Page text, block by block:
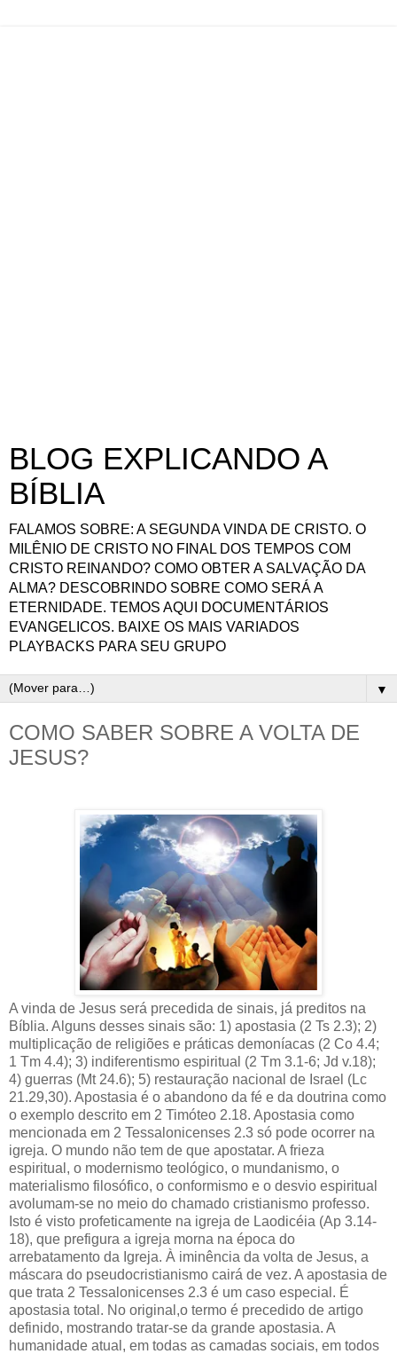
BLOG EXPLICANDO A
BÍBLIA
FALAMOS SOBRE: A SEGUNDA VINDA DE CRISTO. O
MILÊNIO DE CRISTO NO FINAL DOS TEMPOS COM
CRISTO REINANDO? COMO OBTER A SALVAÇÃO DA
ALMA? DESCOBRINDO SOBRE COMO SERÁ A
ETERNIDADE. TEMOS AQUI DOCUMENTÁRIOS
EVANGELICOS. BAIXE OS MAIS VARIADOS
PLAYBACKS PARA SEU GRUPO
▼
COMO SABER SOBRE A VOLTA DE
JESUS?
A vinda de Jesus será precedida de sinais, já preditos na
Bíblia. Alguns desses sinais são: 1) apostasia (2 Ts 2.3); 2)
multiplicação de religiões e práticas demoníacas (2 Co 4.4;
1 Tm 4.4); 3) indiferentismo espiritual (2 Tm 3.1-6; Jd v.18);
4) guerras (Mt 24.6); 5) restauração nacional de Israel (Lc
21.29,30). Apostasia é o abandono da fé e da doutrina como
o exemplo descrito em 2 Timóteo 2.18. Apostasia como
mencionada em 2 Tessalonicenses 2.3 só pode ocorrer na
igreja. O mundo não tem de que apostatar. A frieza
espiritual, o modernismo teológico, o mundanismo, o
materialismo filosófico, o conformismo e o desvio espiritual
avolumam-se no meio do chamado cristianismo professo.
Isto é visto profeticamente na igreja de Laodicéia (Ap 3.14-
18), que prefigura a igreja morna na época do
arrebatamento da Igreja. À iminência da volta de Jesus, a
máscara do pseudocristianismo cairá de vez. A apostasia de
que trata 2 Tessalonicenses 2.3 é um caso especial. É
apostasia total. No original,o termo é precedido de artigo
definido, mostrando tratar-se da grande apostasia. A
humanidade atual, em todas as camadas sociais, em todos